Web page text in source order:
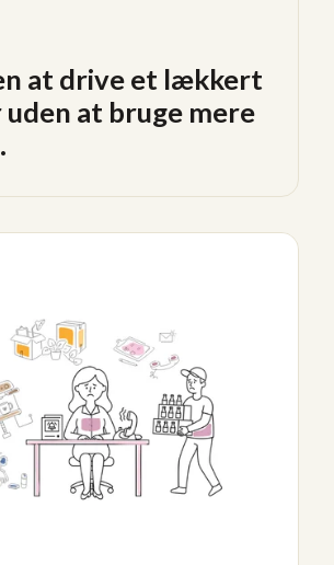
at drive et lækkert
at bruge mere